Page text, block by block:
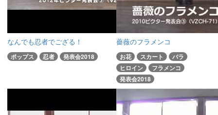
なんでも忍者でござる！
ポップス 忍者 発表会2018
薔薇のフラメンコ
お花 スカート
バラ
ヒロイン
フラメンコ
発表会2018